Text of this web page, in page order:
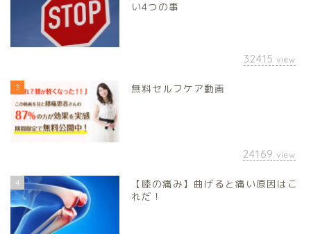
い4つの事
32415 view
3 無料セルフケア動画
24169 view
4
【膝の痛み】曲げると痛い原因はこ
れだ！